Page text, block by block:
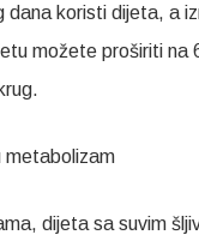
koristi dijeta, a
možete proširiti
metabolizam
dijeta sa suvim